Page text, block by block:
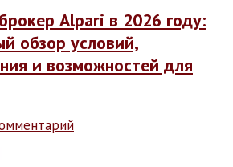
Alpari в 2026 году:
обзор условий,
и возможностей для